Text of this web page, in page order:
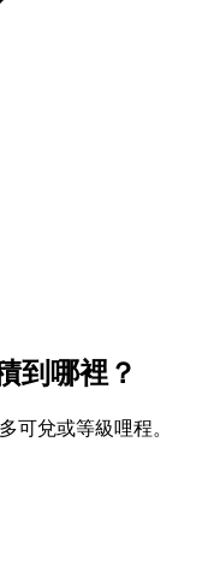
到哪裡？
可兌或等級哩程。